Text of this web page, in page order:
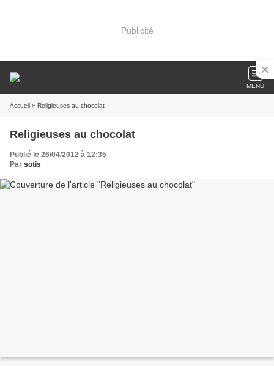
Publicité
MENU
Accueil » Religieuses au chocolat
Religieuses au chocolat
Publié le 26/04/2012 à 12:35
Par sotis